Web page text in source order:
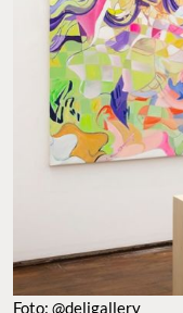
Foto: @deligallery